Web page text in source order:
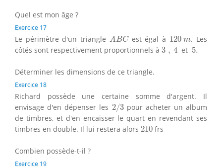
Quel est mon âge ?
Exercice 17
Le périmètre d'un triangle ABC
A BC est égal à 120 m
120m. Les
côtés sont respectivement proportionnels à 3 , 4
3 4 et 5.
5.
Déterminer les dimensions de ce triangle.
Exercice 18
Richard possède une certaine somme d'argent. Il
envisage d'en dépenser les 2/3
2 /3pour acheter un album
de timbres, et d'en encaisser le quart en revendant ses
timbres en double. Il lui restera alors 210
210frs
Combien possède-t-il ?
Exercice 19